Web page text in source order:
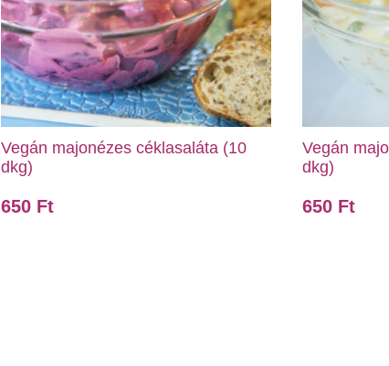
Vegán majonézes céklasaláta (10
dkg)
650 Ft
Vegán
dkg)
650 Ft